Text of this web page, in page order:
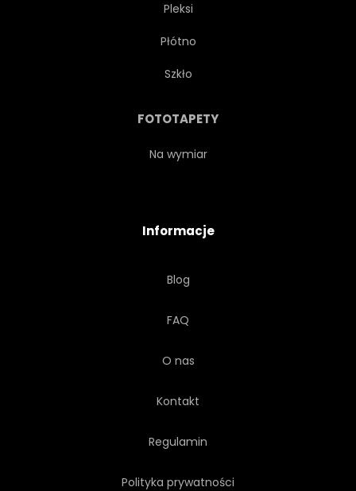
Pleksi
Płótno
Szkło
FOTOTAPETY
Na wymiar
Informacje
Blog
FAQ
O nas
Kontakt
Regulamin
Polityka prywatności